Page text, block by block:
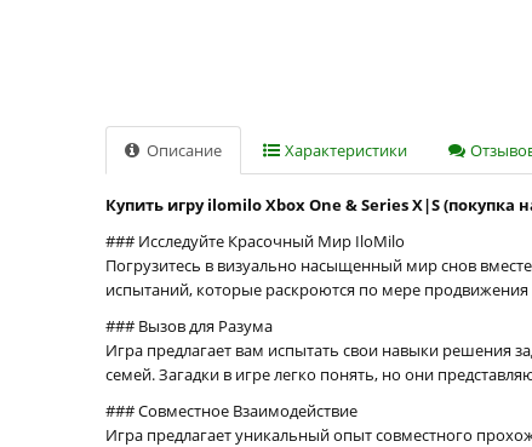
Описание Характеристики
Купить игру ilomilo Xbox One & Series X|S (покупка
### Исследуйте Красочный Мир IloMilo
Погрузитесь в визуально насыщенный мир снов
испытаний, которые раскроются по мере
### Вызов для Разума
Игра предлагает вам испытать свои навыки решения
семей. Загадки в игре легко понять, но они
### Совместное Взаимодействие
Игра предлагает уникальный опыт совместного